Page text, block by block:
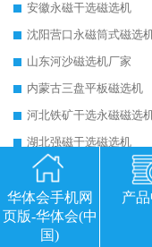
安徽永磁干选磁选机
沈阳营口永磁筒式磁选
山东河沙磁选机厂家
内蒙古三盘平板磁选机
河北铁矿干选永磁磁选
湖北强磁干选磁选机
浙江小型河沙磁选机
烟台永磁筒式磁选机
宁夏半逆流湿式磁选机
华体会手机网
页版-华体会(中
国)
产